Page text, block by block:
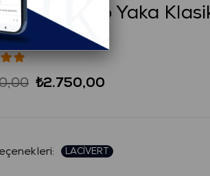
Mono Yaka
₺2.750,00
: